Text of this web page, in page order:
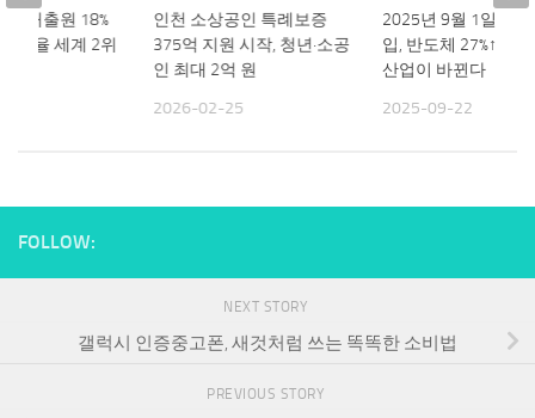
인천 소상공인 특례보증
375억 지원 시작, 청년·소공
인 최대 2억 원
2026-02-25
2025년 9월 1일-20
입, 반도체 27%↑ 선
산업이 바뀐다
2025-09-22
특허출원 18%
가율 세계 2위
FOLLOW:
NEXT STORY
갤럭시 인증중고폰, 새것처럼 쓰는 똑똑한 소비법
PREVIOUS STORY